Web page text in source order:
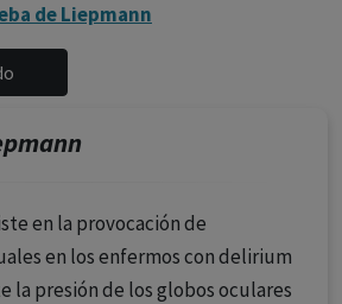
título meramente informativo,
de los profesionales
medicamentos y decidir, en cada
más adecuado a las
de Liepmann
en la provocación de
en los enfermos con delirium
la presión de los globos oculares